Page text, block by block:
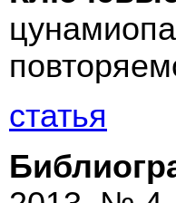
статья